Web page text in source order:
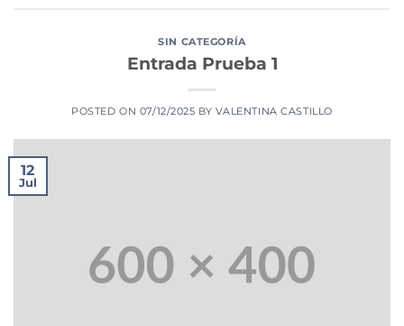
SIN CATEGORÍA
Entrada Prueba 1
POSTED ON 07/12/2025 BY VALENTINA CASTILLO
12
Jul